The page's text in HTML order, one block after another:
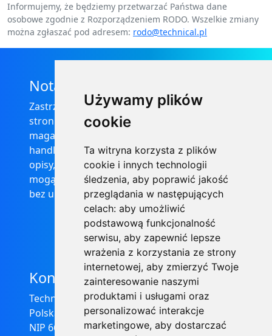
Używamy plików
cookie
Ta witryna korzysta z plików
cookie i innych technologii
śledzenia, aby poprawić jakość
przeglądania w następujących
celach: aby umożliwić
podstawową funkcjonalność
serwisu, aby zapewnić lepsze
wrażenia z korzystania ze strony
internetowej, aby zmierzyć Twoje
zainteresowanie naszymi
produktami i usługami oraz
personalizować interakcje
marketingowe, aby dostarczać
Informujemy, że będziemy przetwarzać Państwa dane
osobowe zgodnie z Rozporządzeniem RODO. Wszelkie zmiany
można zgłaszać pod adresem: rodo@technical.pl
Nota prawna
Zastrzega się, że informacje zamieszczone na
stronie internetowej https://informator-
magazynowy.technical.pl/ nie stanowią oferty
handlowej w rozumieniu prawa, ponadto
opisy, dane techniczne i pozostałe informacje
mogą ulec zmianie bez podania przyczyny i
bez uprzedzenia.
Kontakt
Technical Grzegorz Tęgos
Polska, 62-600 Koło, ul. Toruńska 212
NIP 666-137-75-84, REGON 310288700